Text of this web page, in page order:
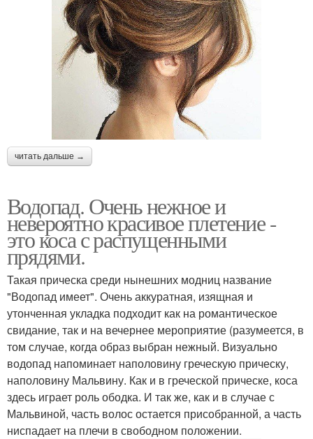
читать дальше →
Водопад. Очень нежное и
невероятно красивое плетение -
это коса с распущенными
прядями.
Такая прическа среди нынешних модниц название
"Водопад имеет". Очень аккуратная, изящная и
утонченная укладка подходит как на романтическое
свидание, так и на вечернее мероприятие (разумеется, в
том случае, когда образ выбран нежный. Визуально
водопад напоминает наполовину греческую прическу,
наполовину Мальвину. Как и в греческой прическе, коса
здесь играет роль ободка. И так же, как и в случае с
Мальвиной, часть волос остается присобранной, а часть
ниспадает на плечи в свободном положении.